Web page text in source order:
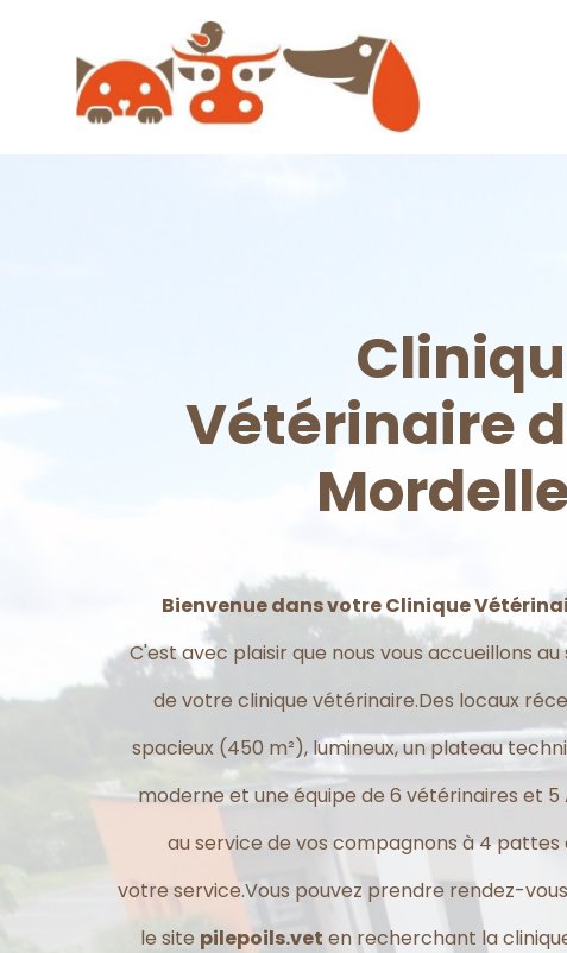
Vétérinaire
Bienvenue dans votre Clinique
C'est avec plaisir que nous vous accueillons au
de votre clinique vétérinaire.Des locaux
spacieux (450 m²), lumineux, un plateau
moderne et une équipe de 6 vétérinaires et 5
au service de vos compagnons à 4 pattes
votre service.Vous pouvez prendre rendez-
le site pilepoils.vet en recherchant la